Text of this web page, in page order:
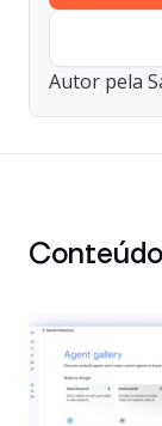
Autor pela